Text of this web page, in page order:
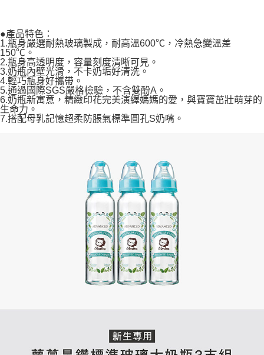
●產品特色：
1.瓶身嚴選耐熱玻璃製成，耐高溫600℃，冷熱急變溫差
150℃。
2.瓶身高透明度，容量刻度清晰可見。
3.奶瓶內壁光滑，不卡奶垢好清洗。
4.輕巧瓶身好攜帶。
5.通過國際SGS嚴格檢驗，不含雙酚A。
6.奶瓶新寓意，精緻印花完美演繹媽媽的愛，與寶寶茁壯萌芽的
生命力。
7.搭配母乳記憶超柔防脹氣標準圓孔S奶嘴。